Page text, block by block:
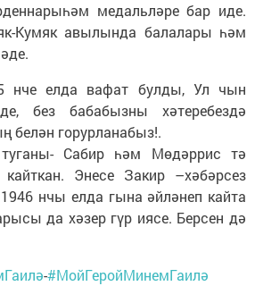
медальләре бар иде.
Кумяк авылында балалары һәм
нче елда вафат булды, Ул чын
без бабабызны хәтеребездә
белән горурланабыз!.
Сабир һәм Мөдәррис тә
Энесе Закир –хәбәрсез
нчы елда гына әйләнеп кайта
да хәзер гүр иясе. Берсен дә
-#МойГеройМинемГаилә